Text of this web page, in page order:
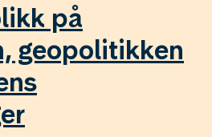
på
geopolitikken